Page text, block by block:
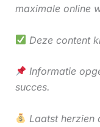
maximale online
Deze content
Informatie
succes.
Laatst herzien